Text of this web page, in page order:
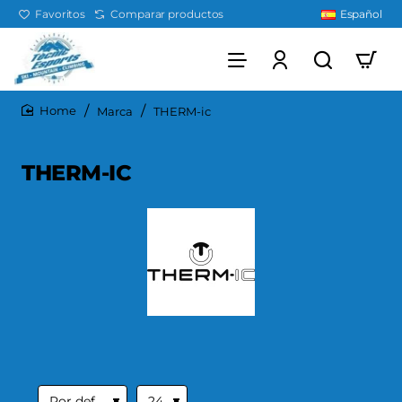
Favoritos Comparar productos Español
Marca THERM-ic
THERM-IC